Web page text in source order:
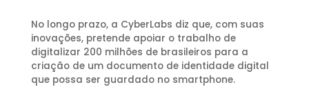
No longo prazo, a CyberLabs diz que, com suas
inovações, pretende apoiar o trabalho de
digitalizar 200 milhões de brasileiros para a
criação de um documento de identidade digital
que possa ser guardado no smartphone.